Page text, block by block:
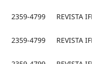
2359-4799 REVISTA
2359-4799 REVISTA